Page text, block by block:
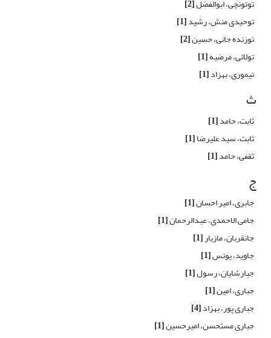
توتونچی، ابوالفضل[2]
توحیدی منش، رشید[1]
توزنده جانی، حسین[2]
تولائی، مرضیه[1]
تیموری، بهزاد[1]
ث
ثابت، حامد[1]
ثابت، سید علیرضا[1]
ثقفی، حامد[1]
ج
جابری، امیر احسان[1]
جامی الاحمدی، عبدالرحمان[1]
جانقربان، مازیار[1]
جاوید، یونس[1]
جبارشایان، رسول[1]
جباری، امین[1]
جباری پور، بهزاد[4]
جباری مستحسن، امیرحسین[1]